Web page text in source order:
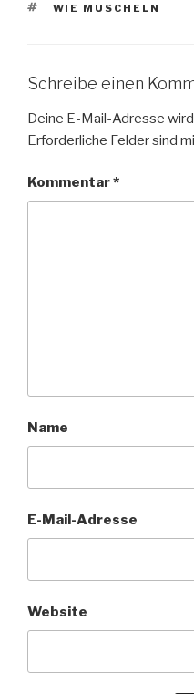
SCHLAGWÖRTER
WIE MUSCHELN
Schreibe einen
Deine E-Mail-Adresse
Erforderliche Felder sind
Kommentar*
Name
E-Mail-Adresse
Website